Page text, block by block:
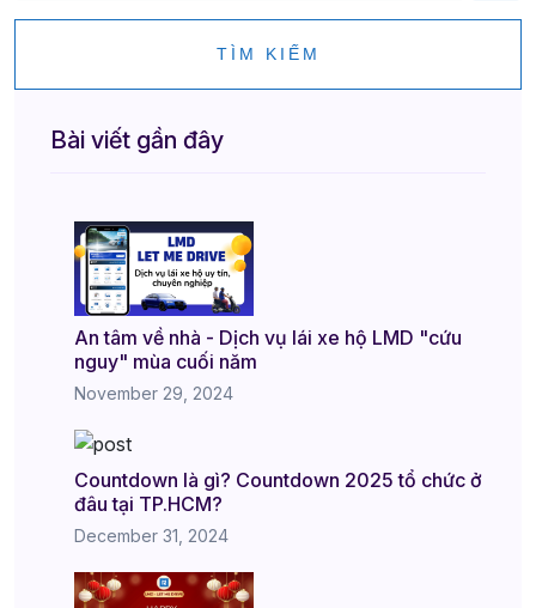
TÌM KIẾM
Bài viết gần đây
An tâm về nhà - Dịch vụ lái xe hộ LMD "cứu
nguy" mùa cuối năm
November 29, 2024
Countdown là gì? Countdown 2025 tổ chức ở
đâu tại TP.HCM?
December 31, 2024